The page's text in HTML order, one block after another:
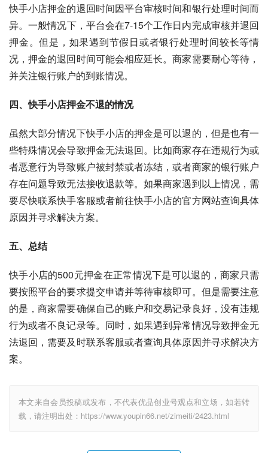
快手小店押金的退回时间因平台审核时间和银行处理时间而
异。一般情况下，平台会在7-15个工作日内完成审核并退回
押金。但是，如果遇到节假日或者银行处理时间较长等情
况，押金的退回时间可能会相应延长。商家需要耐心等待，
并关注银行账户的到账情况。
四、快手小店押金不退的情况
虽然大部分情况下快手小店的押金是可以退的，但是也有一
些特殊情况会导致押金无法退回。比如商家存在违规行为或
者恶意行为导致账户被封禁或者冻结，或者商家的银行账户
存在问题导致无法接收退款等。如果商家遇到以上情况，需
要尽快联系快手客服或者前往快手小店的官方网站查询具体
原因并寻求解决方案。
五、总结
快手小店的500元押金在正常情况下是可以退的，商家只需
要按照平台的要求提交申请并等待审核即可。但是需要注意
的是，商家需要确保自己的账户和交易记录良好，没有违规
行为或者不良记录等。同时，如果遇到异常情况导致押金无
法退回，需要及时联系客服或者查询具体原因并寻求解决方
案。
本文来自会员投稿或发布，不代表优品创业号观点和立场，如若转
载，请注明出处：https://www.youpin66.net/zimeiti/2423.html